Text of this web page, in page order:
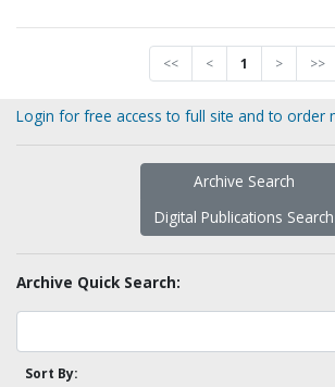
<< < 1 > >>
Login for free access to full site and to order
Archive Search
Digital Publications Search
Archive Quick Search:
Sort By: